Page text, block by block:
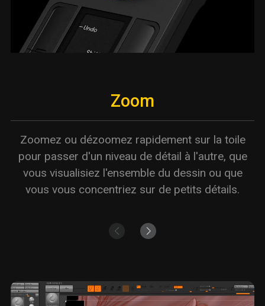
Zoom
Zoomez ou dézoomez rapidement sur la toile
pour passer d'un niveau de détail à l'autre, que
vous visualisiez l'ensemble du dessin ou que
vous vous concentriez sur de petits détails.